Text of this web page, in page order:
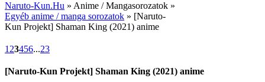
Naruto-Kun.Hu » Anime / Mangasorozatok »
Egyéb anime / manga sorozatok » [Naruto-
Kun Projekt] Shaman King (2021) anime
1 23456...23
[Naruto-Kun Projekt] Shaman King (2021) anime